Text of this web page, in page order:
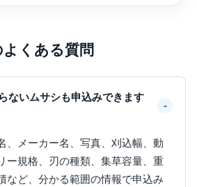
くある質問
ないムサシも申込みできます
、メーカー名、写真、刈込幅、動
ー規格、刃の種類、集草容量、重
など、分かる範囲の情報で申込み